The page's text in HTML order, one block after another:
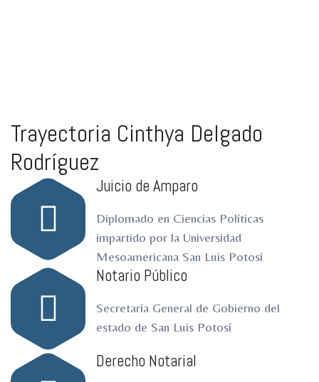
Trayectoria Cinthya Delgado
Rodríguez
Juicio de Amparo
Diplomado en Ciencias Políticas
impartido por la Universidad
Mesoamericana San Luis Potosí
Notario Público
Secretaría General de Gobierno del
estado de San Luis Potosí
Derecho Notarial